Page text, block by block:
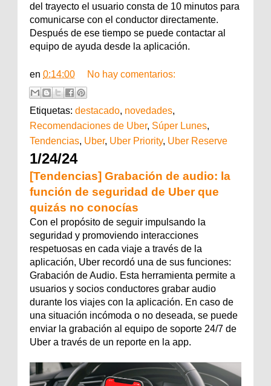
del trayecto el usuario consta de 10 minutos para
comunicarse con el conductor directamente.
Después de ese tiempo se puede contactar al
equipo de ayuda desde la aplicación.
en 0:14:00 No hay comentarios:
Etiquetas: destacado, novedades,
Recomendaciones de Uber, Súper Lunes,
Tendencias, Uber, Uber Priority, Uber Reserve
1/24/24
[Tendencias] Grabación de audio: la
función de seguridad de Uber que
quizás no conocías
Con el propósito de seguir impulsando la
seguridad y promoviendo interacciones
respetuosas en cada viaje a través de la
aplicación, Uber recordó una de sus funciones:
Grabación de Audio. Esta herramienta permite a
usuarios y socios conductores grabar audio
durante los viajes con la aplicación. En caso de
una situación incómoda o no deseada, se puede
enviar la grabación al equipo de soporte 24/7 de
Uber a través de un reporte en la app.